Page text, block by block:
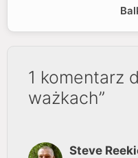
1 komentarz
ważkach”
Steve